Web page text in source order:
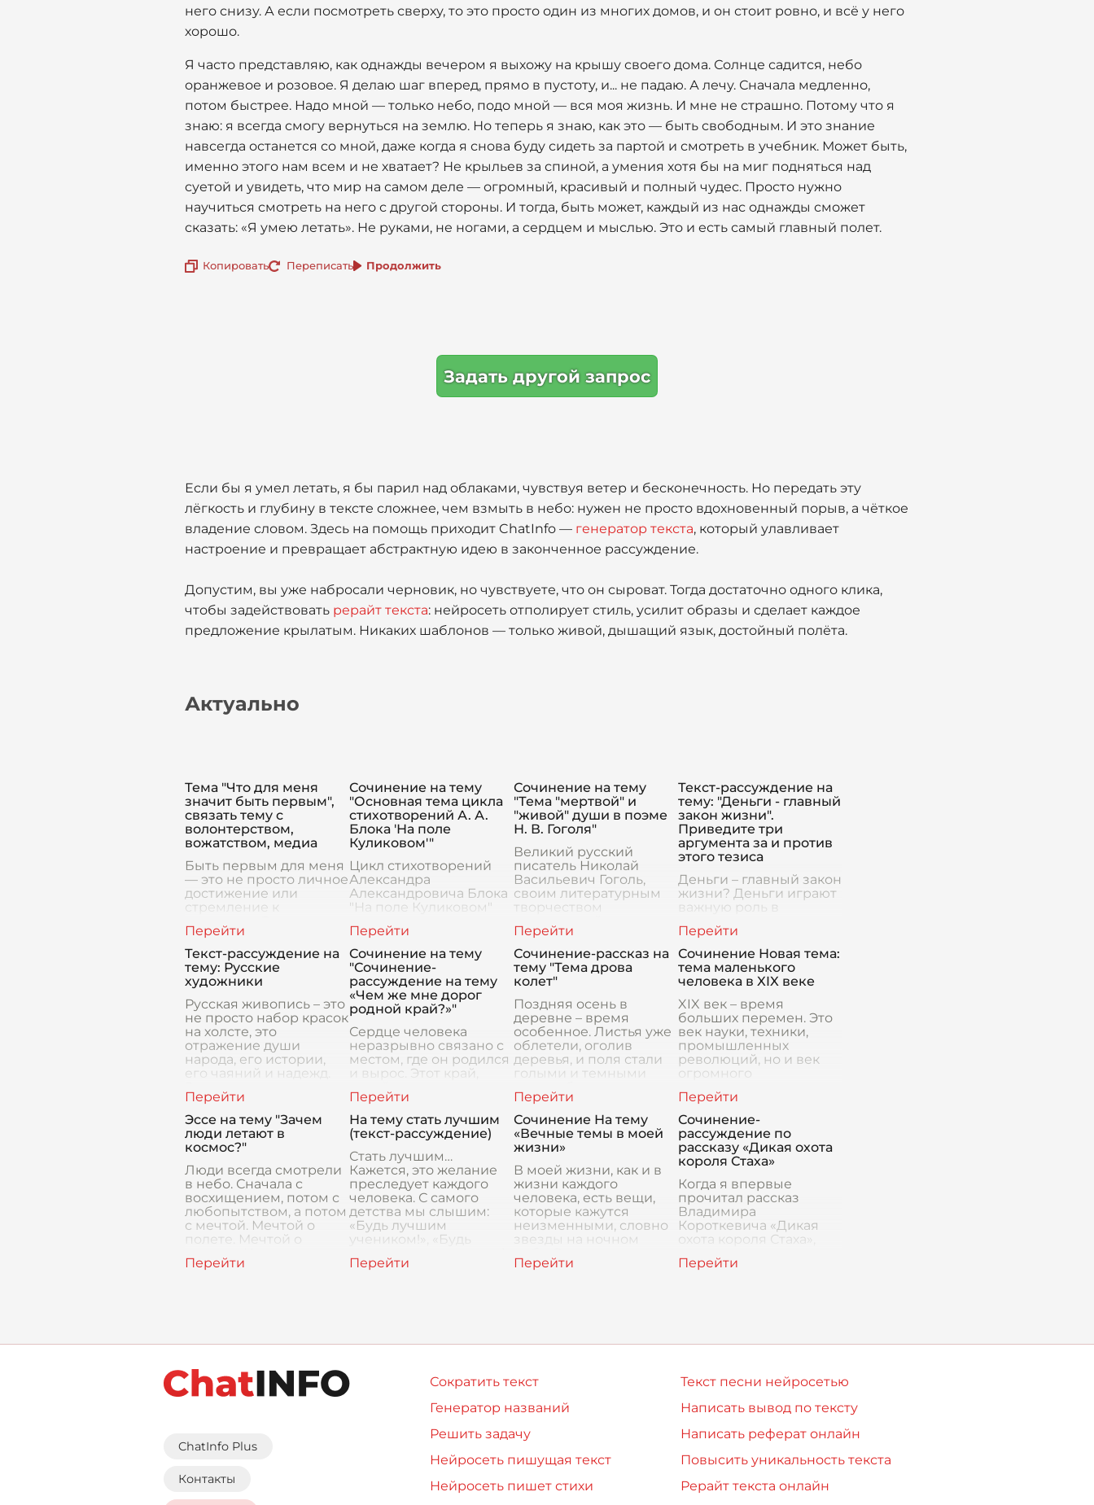
него снизу. А если посмотреть сверху, то это просто один из многих домов, и он стоит ровно, и всё у него
хорошо.
Я часто представляю, как однажды вечером я выхожу на крышу своего дома. Солнце садится, небо
оранжевое и розовое. Я делаю шаг вперед, прямо в пустоту, и... не падаю. А лечу. Сначала медленно,
потом быстрее. Надо мной — только небо, подо мной — вся моя жизнь. И мне не страшно. Потому что я
знаю: я всегда смогу вернуться на землю. Но теперь я знаю, как это — быть свободным. И это знание
навсегда останется со мной, даже когда я снова буду сидеть за партой и смотреть в учебник. Может быть,
именно этого нам всем и не хватает? Не крыльев за спиной, а умения хотя бы на миг подняться над
суетой и увидеть, что мир на самом деле — огромный, красивый и полный чудес. Просто нужно
научиться смотреть на него с другой стороны. И тогда, быть может, каждый из нас однажды сможет
сказать: «Я умею летать». Не руками, не ногами, а сердцем и мыслью. Это и есть самый главный полет.
Копировать Переписать Продолжить
Задать другой запрос
Если бы я умел летать, я бы парил над облаками, чувствуя ветер и бесконечность. Но передать эту
лёгкость и глубину в тексте сложнее, чем взмыть в небо: нужен не просто вдохновенный порыв, а чёткое
владение словом. Здесь на помощь приходит ChatInfo — генератор текста, который улавливает
настроение и превращает абстрактную идею в законченное рассуждение.
Допустим, вы уже набросали черновик, но чувствуете, что он сыроват. Тогда достаточно одного клика,
чтобы задействовать рерайт текста: нейросеть отполирует стиль, усилит образы и сделает каждое
предложение крылатым. Никаких шаблонов — только живой, дышащий язык, достойный полёта.
Актуально
Тема "Что для меня
значит быть первым",
связать тему с
волонтерством,
вожатством, медиа
Быть первым для меня
— это не просто личное
достижение или
стремление к
осознание
ответственности,
понимание важности
каждого шага и
влияние, которое ты
можешь оказа
Сочинение на тему
"Основная тема цикла
стихотворений А. А.
Блока 'На поле
Куликовом'"
Цикл стихотворений
Александра
Александровича Блока
"На поле Куликовом"
самых значительных
произведений в его
поэтическом наследии,
и его основная тема
глубоко зат
Сочинение на тему
"Тема "мертвой" и
"живой" души в поэме
Н. В. Гоголя"
Великий русский
писатель Николай
Васильевич Гоголь,
своим литературным
творчеством
множество
бессмертных
произведений, в своей
поэме "Мертвые души"
затронул одну из
Текст-рассуждение на
тему: "Деньги - главный
закон жизни".
Приведите три
аргумента за и против
этого тезиса
Деньги – главный закон
жизни? Деньги играют
важную роль в
их значимость трудно
переоценить. Однако
вопрос о том, являются
ли деньги главным
законом жизни, оста
Текст-рассуждение на
тему: Русские
художники
Русская живопись – это
не просто набор красок
на холсте, это
отражение души
народа, его истории,
его чаяний и надежд.
пропитанное любовью
к родной земле, к её
просто
Сочинение на тему
"Сочинение-
рассуждение на тему
«Чем же мне дорог
родной край?»"
Сердце человека
неразрывно связано с
местом, где он родился
и вырос. Этот край,
не просто
географической точкой
на карте, а частью
самой души. Именно
здесь вп
Сочинение-рассказ на
тему "Тема дрова
колет"
Поздняя осень в
деревне – время
особенное. Листья уже
облетели, оголив
деревья, и поля стали
голыми и темными
Дни короткие, а вечера
длинные и наполнены
запахо
Сочинение Новая тема:
тема маленького
человека в XIX веке
XIX век – время
больших перемен. Это
век науки, техники,
промышленных
революций, но и век
огромного
неравенства. Именно в
это время в литературе
особое место занимает
т
Эссе на тему "Зачем
люди летают в
космос?"
Люди всегда смотрели
в небо. Сначала с
восхищением, потом с
любопытством, а потом
с мечтой. Мечтой о
полете. Мечтой о
научились строить
На тему стать лучшим
(текст-рассуждение)
Стать лучшим…
Кажется, это желание
преследует каждого
человека. С самого
детства мы слышим:
«Будь лучшим
учеником!», «Будь
«Будь лучшим во
Сочинение На тему
«Вечные темы в моей
жизни»
В моей жизни, как и в
жизни каждого
человека, есть вещи,
которые кажутся
неизменными, словно
звезды на ночном
– любовь, дружба,
Сочинение-
рассуждение по
рассказу «Дикая охота
короля Стаха»
Когда я впервые
прочитал рассказ
Владимира
Короткевича «Дикая
охота короля Стаха»,
странное чувство. С
ChatInfo Plus
Контакты
Сократить текст
Генератор названий
Решить задачу
Нейросеть пишущая текст
Нейросеть пишет стихи
Текст песни нейросетью
Написать вывод по тексту
Написать реферат онлайн
Повысить уникальность текста
Рерайт текста онлайн